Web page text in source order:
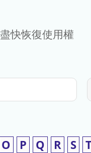
快恢復使用權
O P Q R S